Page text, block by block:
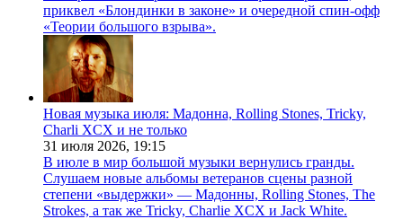
приквел «Блондинки в законе» и очередной спин-офф
«Теории большого взрыва».
Новая музыка июля: Мадонна, Rolling Stones, Tricky,
Charli XCX и не только
31 июля 2026, 19:15
В июле в мир большой музыки вернулись гранды.
Слушаем новые альбомы ветеранов сцены разной
степени «выдержки» — Мадонны, Rolling Stones, The
Strokes, а так же Tricky, Charlie XCX и Jack White.